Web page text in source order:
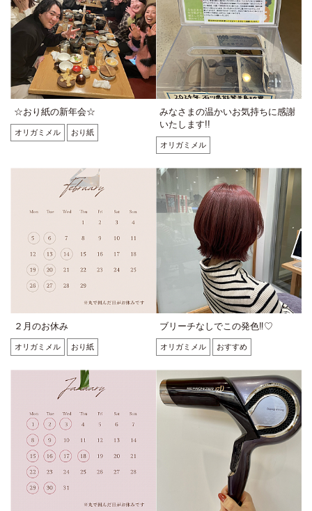
☆おり紙の新年会☆
オリガミメル おり紙
みなさまの温かいお気持ちに感謝
いたします!!
オリガミメル
２月のお休み
オリガミメル おり紙
ブリーチなしでこの発色‼♡
オリガミメル おすすめ